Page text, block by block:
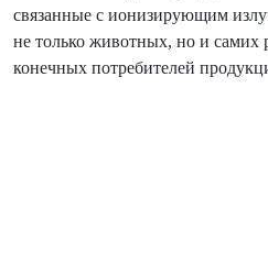
связанные с ионизирующим
не только животных, но и самих
конечных потребителей